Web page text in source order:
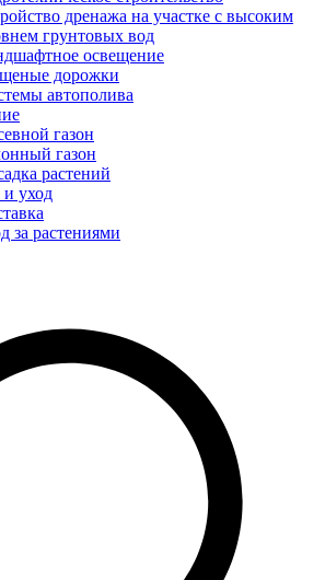
дренажа на участке с высоким
грунтовых вод
освещение
дорожки
автополива
газон
газон
растений
и уход
за растениями